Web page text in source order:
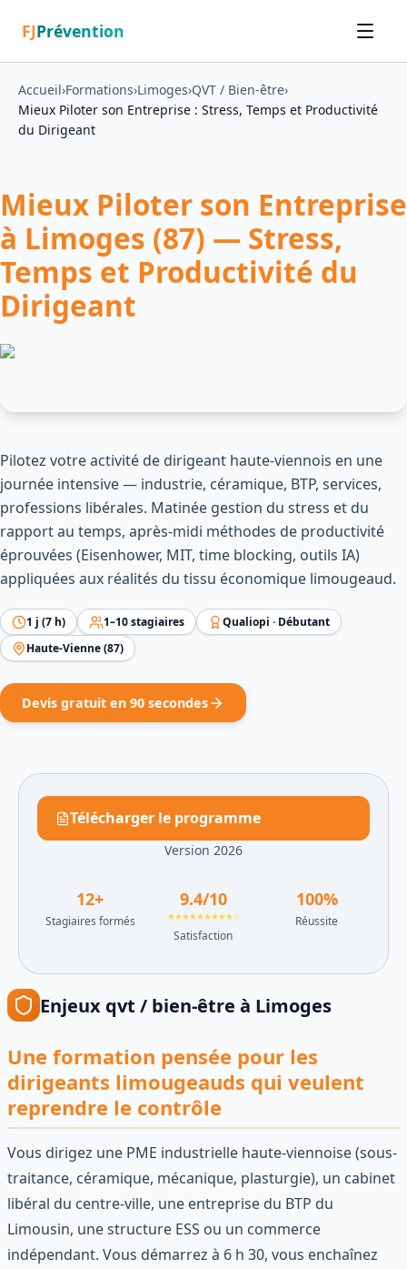
FJPrévention
Accueil›Formations›Limoges›QVT / Bien-être›
Mieux Piloter son Entreprise : Stress, Temps et Productivité
du Dirigeant
Mieux Piloter son Entreprise
à Limoges (87) — Stress,
Temps et Productivité du
Dirigeant
Pilotez votre activité de dirigeant haute-viennois en une
journée intensive — industrie, céramique, BTP, services,
professions libérales. Matinée gestion du stress et du
rapport au temps, après-midi méthodes de productivité
éprouvées (Eisenhower, MIT, time blocking, outils IA)
appliquées aux réalités du tissu économique limougeaud.
1 j (7 h) 1–10stagiaires Qualiopi · Débutant
Haute-Vienne(87)
Devis gratuit en 90 secondes
Télécharger le programme
Version 2026
12+
Stagiaires formés
9.4/10
★★★★★★★★★☆
Satisfaction
100%
Réussite
Enjeux qvt / bien-être à Limoges
Une formation pensée pour les
dirigeants limougeauds qui veulent
reprendre le contrôle
Vous dirigez une PME industrielle haute-viennoise (sous-
traitance, céramique, mécanique, plasturgie), un cabinet
libéral du centre-ville, une entreprise du BTP du
Limousin, une structure ESS ou un commerce
indépendant. Vous démarrez à 6 h 30, vous enchaînez